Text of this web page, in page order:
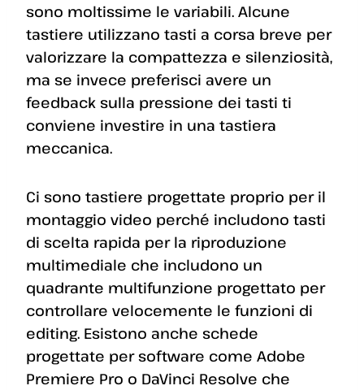
sono moltissime le variabili. Alcune
tastiere utilizzano tasti a corsa breve per
valorizzare la compattezza e silenziosità,
ma se invece preferisci avere un
feedback sulla pressione dei tasti ti
conviene investire in una tastiera
meccanica.
Ci sono tastiere progettate proprio per il
montaggio video perché includono tasti
di scelta rapida per la riproduzione
multimediale che includono un
quadrante multifunzione progettato per
controllare velocemente le funzioni di
editing. Esistono anche schede
progettate per software come Adobe
Premiere Pro o DaVinci Resolve che